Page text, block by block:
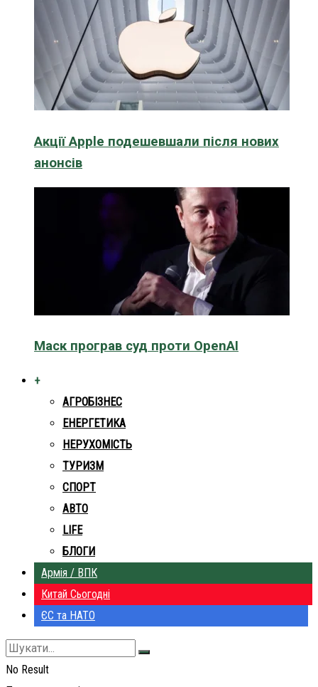
Акції Apple подешевшали після нових
анонсів
Маск програв суд проти OpenAI
+
АГРОБІЗНЕС
ЕНЕРГЕТИКА
НЕРУХОМІСТЬ
ТУРИЗМ
СПОРТ
АВТО
LIFE
БЛОГИ
Армія / ВПК
Китай Сьогодні
ЄС та НАТО
No Result